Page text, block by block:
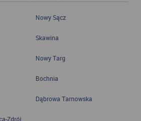
Nowy Sącz
Skawina
Nowy Targ
Bochnia
Dąbrowa Tarnowska
Zdrój